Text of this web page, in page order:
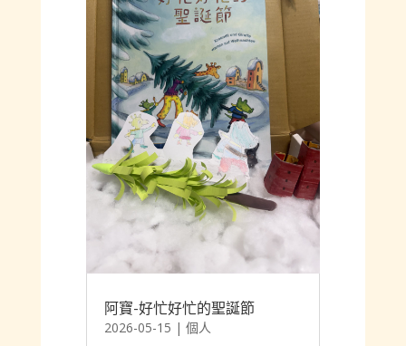
阿寶-好忙好忙的聖誕節
2026-05-15 | 個人